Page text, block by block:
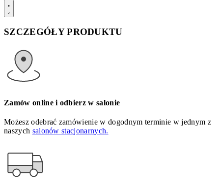
SZCZEGÓŁY PRODUKTU
Zamów online i odbierz w salonie
Możesz odebrać zamówienie w dogodnym terminie w jednym z
naszych salonów stacjonarnych.